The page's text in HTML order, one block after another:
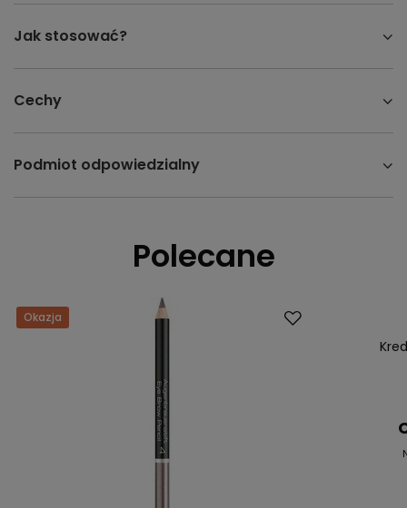
Jak stosować?
Cechy
Podmiot odpowiedzialny
Polecane
Okazja